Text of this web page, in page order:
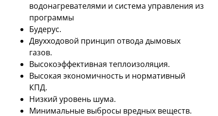
водонагревателями и система управления из
программы
Будерус.
Двухходовой принцип отвода дымовых
газов.
Высокоэффективная теплоизоляция.
Высокая экономичность и нормативный
КПД.
Низкий уровень шума.
Минимальные выбросы вредных веществ.